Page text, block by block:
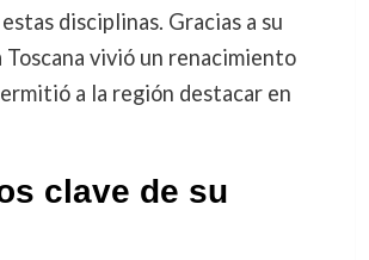
disciplinas. Gracias a su
Toscana vivió un renacimiento
a la región destacar en
clave de su